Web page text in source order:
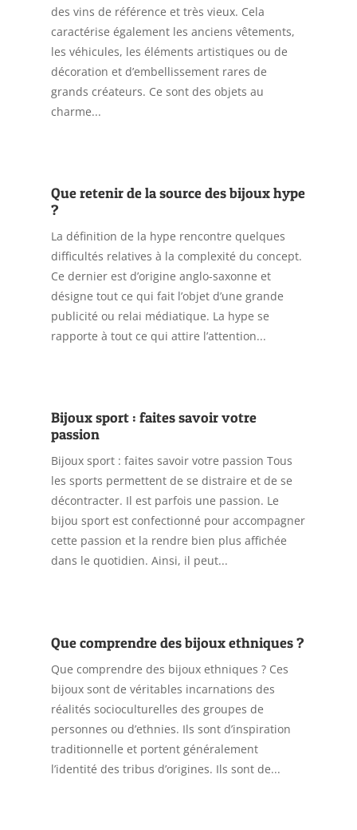
des vins de référence et très vieux. Cela
caractérise également les anciens vêtements,
les véhicules, les éléments artistiques ou de
décoration et d’embellissement rares de
grands créateurs. Ce sont des objets au
charme...
Que retenir de la source des bijoux hype
?
La définition de la hype rencontre quelques
difficultés relatives à la complexité du concept.
Ce dernier est d’origine anglo-saxonne et
désigne tout ce qui fait l’objet d’une grande
publicité ou relai médiatique. La hype se
rapporte à tout ce qui attire l’attention...
Bijoux sport : faites savoir votre
passion
Bijoux sport : faites savoir votre passion Tous
les sports permettent de se distraire et de se
décontracter. Il est parfois une passion. Le
bijou sport est confectionné pour accompagner
cette passion et la rendre bien plus affichée
dans le quotidien. Ainsi, il peut...
Que comprendre des bijoux ethniques ?
Que comprendre des bijoux ethniques ? Ces
bijoux sont de véritables incarnations des
réalités socioculturelles des groupes de
personnes ou d’ethnies. Ils sont d’inspiration
traditionnelle et portent généralement
l’identité des tribus d’origines. Ils sont de...